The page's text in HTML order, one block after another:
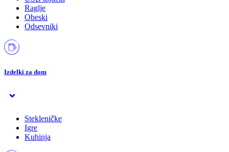
Raglje
Obeski
Odsevniki
Izdelki za dom
Stekleničke
Igre
Kuhinja